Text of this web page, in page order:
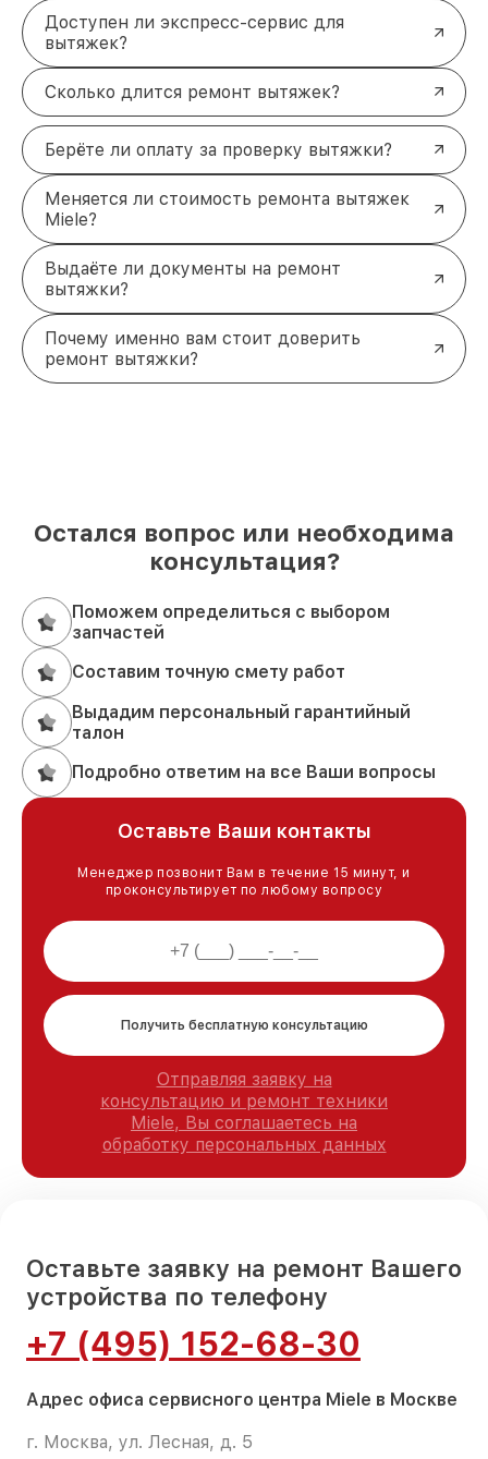
Доступен ли экспресс-сервис для
вытяжек?
Сколько длится ремонт вытяжек?
Берёте ли оплату за проверку вытяжки?
Меняется ли стоимость ремонта вытяжек
Miele?
Выдаёте ли документы на ремонт
вытяжки?
Почему именно вам стоит доверить
ремонт вытяжки?
Остался вопрос или необходима
консультация?
Поможем определиться с выбором
запчастей
Составим точную смету работ
Выдадим персональный гарантийный
талон
Подробно ответим на все Ваши вопросы
Оставьте Ваши контакты
Менеджер позвонит Вам в течение 15 минут, и
проконсультирует по любому вопросу
Получить бесплатную консультацию
Отправляя заявку на
консультацию и ремонт техники
Miele, Вы соглашаетесь на
обработку персональных данных
Оставьте заявку на ремонт Вашего
устройства по телефону
+7 (495) 152-68-30
Адрес офиса сервисного центра Miele в Москве
г. Москва, ул. Лесная, д. 5